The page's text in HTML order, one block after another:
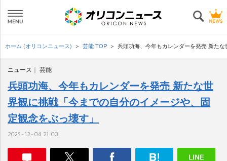
ホーム (オリコンニュース) 芸能 TOP 兵頭功海、今年もカレンダーを発売 新た
ニュース 芸能
兵頭功海、今年もカレンダーを発売 新たな世
界観に挑戦「今までの自分のイメージや、固
定観念をぶっ壊す」
2025-12-04 21:00